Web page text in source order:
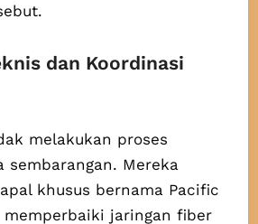
dan Koordinasi
melakukan proses
sembarangan. Mereka
khusus bernama Pacific
memperbaiki jaringan fiber